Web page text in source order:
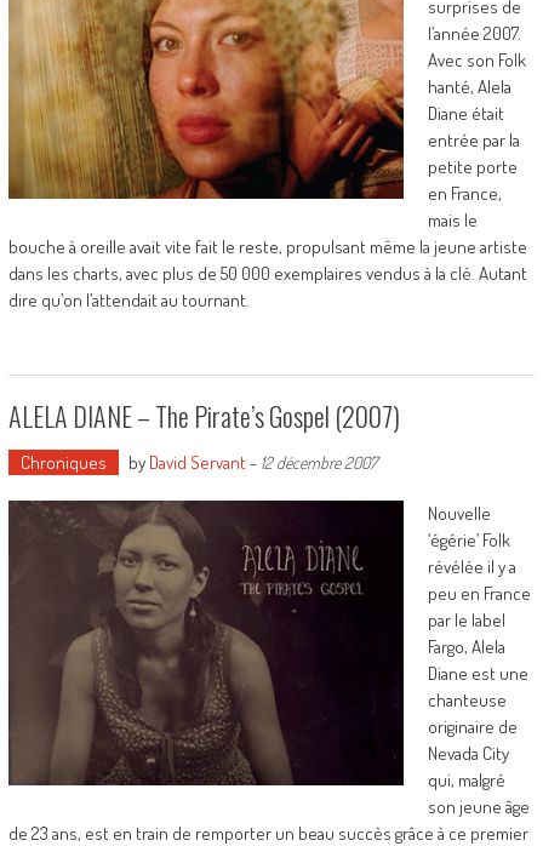
surprises de
l’année 2007.
Avec son Folk
hanté, Alela
Diane était
entrée par la
petite porte
en France,
mais le
bouche à oreille avait vite fait le reste, propulsant même la jeune artiste
dans les charts, avec plus de 50 000 exemplaires vendus à la clé. Autant
dire qu’on l’attendait au tournant.
ALELA DIANE – The Pirate’s Gospel (2007)
Chroniques by David Servant- 12 décembre 2007
Nouvelle
‘égérie’ Folk
révélée il y a
peu en France
par le label
Fargo, Alela
Diane est une
chanteuse
originaire de
Nevada City
qui, malgré
son jeune âge
de 23 ans, est en train de remporter un beau succès grâce à ce premier